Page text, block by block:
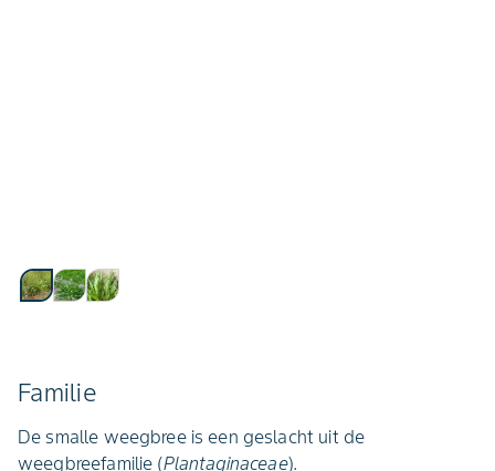
Familie
De smalle weegbree is een geslacht uit de
weegbreefamilie (Plantaginaceae).